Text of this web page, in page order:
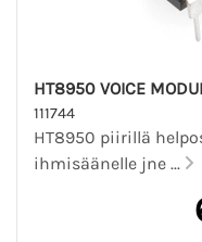
HT8950 VOICE
111744
HT8950 piirillä
ihmisäänelle jne ...